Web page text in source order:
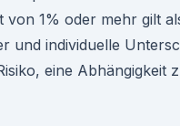
von 1% oder mehr gilt
und individuelle
eine Abhängigkeit